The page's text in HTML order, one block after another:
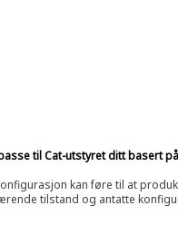
til Cat-utstyret ditt basert
kan føre til at
tilstand og antatte